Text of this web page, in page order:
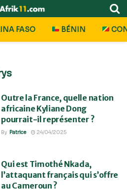
FASO BÉNIN
Outre la France, quelle nation
africaine Kyliane Dong
pourrait-il représenter ?
By Patrice 24/04/2025
Qui est Timothé Nkada,
l’attaquant français qui s’offre
au Cameroun ?